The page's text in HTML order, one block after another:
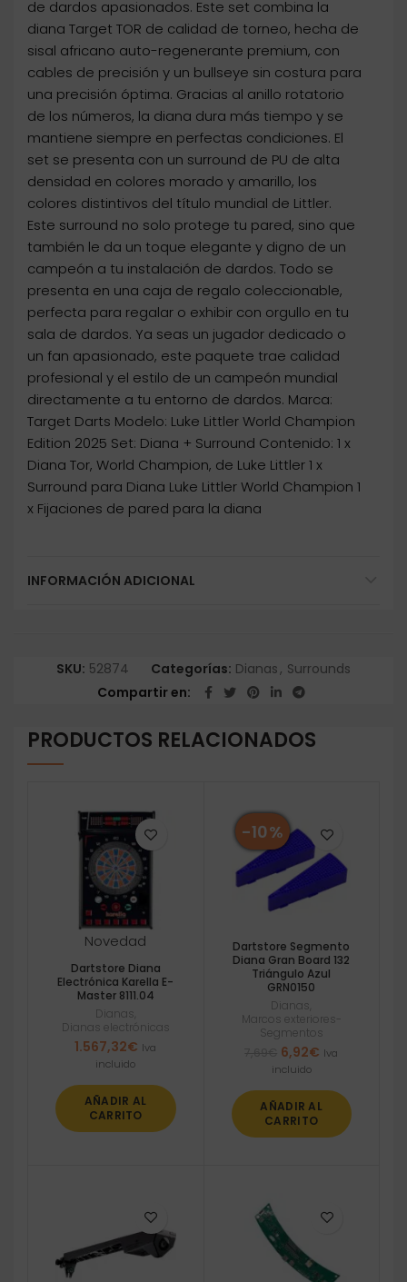
de dardos apasionados. Este set combina la
diana Target TOR de calidad de torneo, hecha de
sisal africano auto-regenerante premium, con
cables de precisión y un bullseye sin costura para
una precisión óptima. Gracias al anillo rotatorio
de los números, la diana dura más tiempo y se
mantiene siempre en perfectas condiciones. El
set se presenta con un surround de PU de alta
densidad en colores morado y amarillo, los
colores distintivos del título mundial de Littler.
Este surround no solo protege tu pared, sino que
también le da un toque elegante y digno de un
campeón a tu instalación de dardos. Todo se
presenta en una caja de regalo coleccionable,
perfecta para regalar o exhibir con orgullo en tu
sala de dardos. Ya seas un jugador dedicado o
un fan apasionado, este paquete trae calidad
profesional y el estilo de un campeón mundial
directamente a tu entorno de dardos. Marca:
Target Darts Modelo: Luke Littler World Champion
Edition 2025 Set: Diana + Surround Contenido: 1 x
Diana Tor, World Champion, de Luke Littler 1 x
Surround para Diana Luke Littler World Champion 1
x Fijaciones de pared para la diana
INFORMACIÓN ADICIONAL
SKU: 52874 Categorías: Dianas, Surrounds
Compartir en
PRODUCTOS RELACIONADOS
Novedad
Dartstore Diana
Electrónica Karella E-
Master 8111.04
Dianas
Dianas electrónicas
1.567,32€ Iva
incluido
AÑADIR AL
CARRITO
-10%
Dartstore Segmento
Diana Gran Board 132
Triángulo Azul
GRN0150
Dianas
Marcos exteriores-
Segmentos
El
precio
era:
7,69€.
6,92€ El
es:
6,92€.
Iva
incluido
AÑADIR AL
CARRITO